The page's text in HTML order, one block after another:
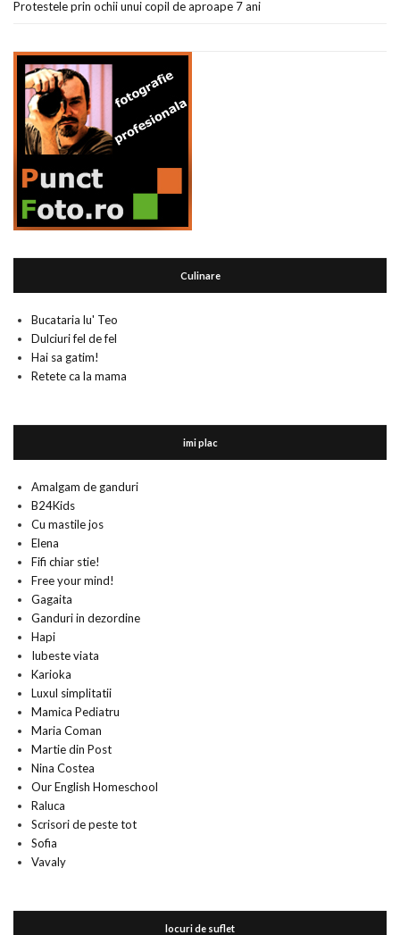
Protestele prin ochii unui copil de aproape 7 ani
Culinare
Bucataria lu' Teo
Dulciuri fel de fel
Hai sa gatim!
Retete ca la mama
imi plac
Amalgam de ganduri
B24Kids
Cu mastile jos
Elena
Fifi chiar stie!
Free your mind!
Gagaita
Ganduri in dezordine
Hapi
Iubeste viata
Karioka
Luxul simplitatii
Mamica Pediatru
Maria Coman
Martie din Post
Nina Costea
Our English Homeschool
Raluca
Scrisori de peste tot
Sofia
Vavaly
locuri de suflet